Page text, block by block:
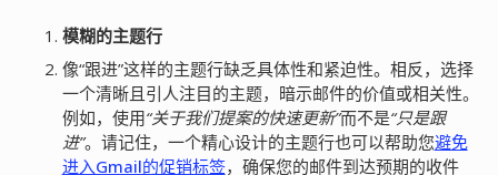
模糊的主题行
像“跟进”这样的主题行缺乏具体性和紧迫性。相反，选择
一个清晰且引人注目的主题，暗示邮件的价值或相关性。
例如，使用“关于我们提案的快速更新”而不是“只是跟
进”。请记住，一个精心设计的主题行也可以帮助您避免
进入Gmail的促销标签，确保您的邮件到达预期的收件